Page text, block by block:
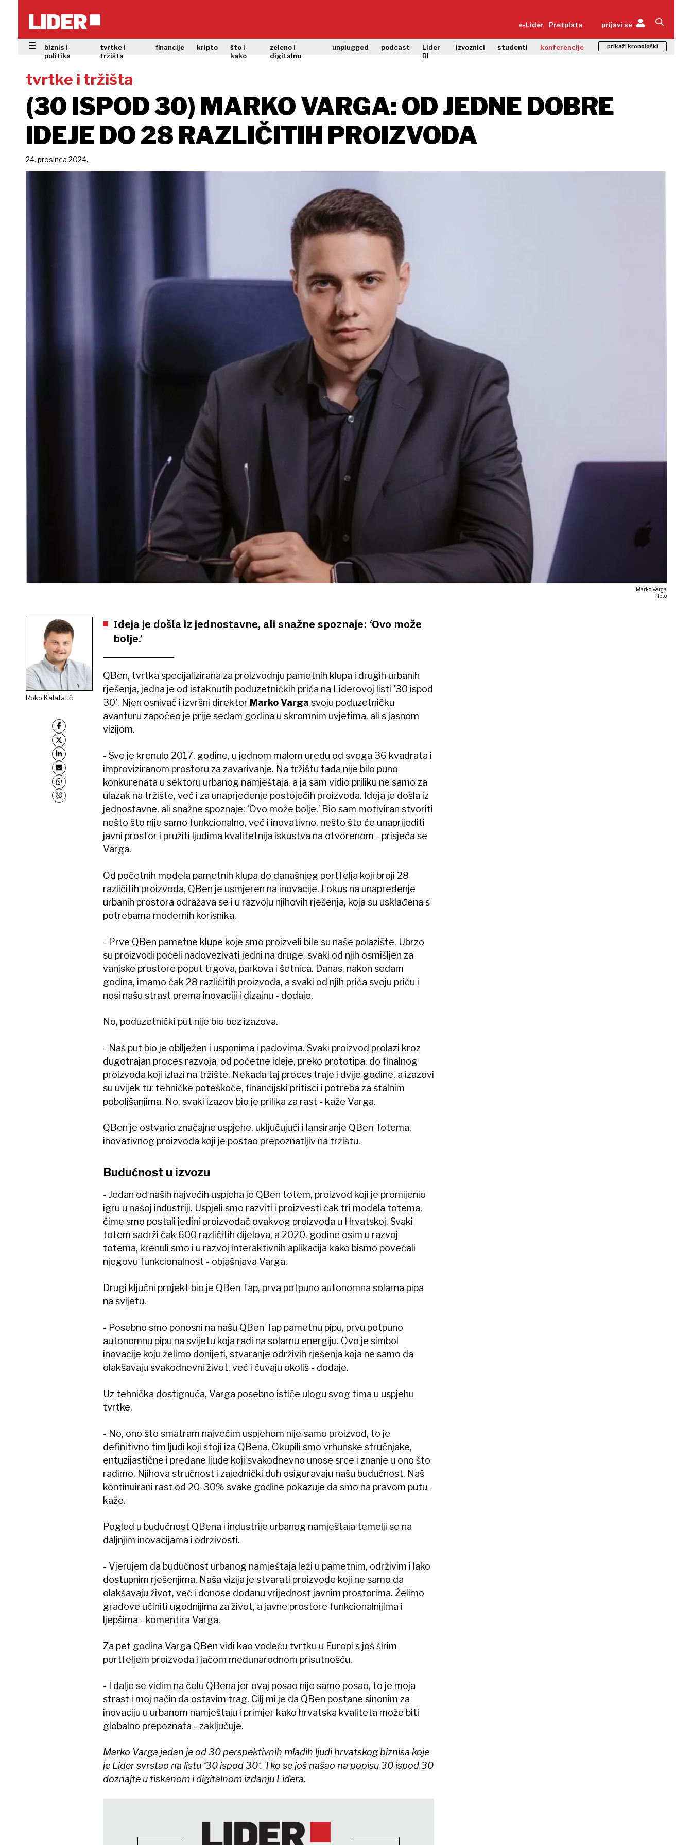
e-Lider Pretplata prijavi se
biznis i
politika
tvrtke i
tržišta
financije kripto
što i
kako
zeleno i
digitalno
unplugged podcast
Lider
BI
izvoznici studenti konferencije prikaži kronološki
tvrtke i tržišta
(30 ISPOD 30) MARKO VARGA: OD JEDNE DOBRE
IDEJE DO 28 RAZLIČITIH PROIZVODA
24. prosinca 2024.
Marko Varga
foto
Roko Kalafatić
Ideja je došla iz jednostavne, ali snažne spoznaje: ‘Ovo može
bolje.’
QBen, tvrtka specijalizirana za proizvodnju pametnih klupa i drugih urbanih
rješenja, jedna je od istaknutih poduzetničkih priča na Liderovoj listi '30 ispod
30'. Njen osnivač i izvršni direktor Marko Varga svoju poduzetničku
avanturu započeo je prije sedam godina u skromnim uvjetima, ali s jasnom
vizijom.
- Sve je krenulo 2017. godine, u jednom malom uredu od svega 36 kvadrata i
improviziranom prostoru za zavarivanje. Na tržištu tada nije bilo puno
konkurenata u sektoru urbanog namještaja, a ja sam vidio priliku ne samo za
ulazak na tržište, već i za unaprjeđenje postojećih proizvoda. Ideja je došla iz
jednostavne, ali snažne spoznaje: ‘Ovo može bolje.’ Bio sam motiviran stvoriti
nešto što nije samo funkcionalno, već i inovativno, nešto što će unaprijediti
javni prostor i pružiti ljudima kvalitetnija iskustva na otvorenom - prisjeća se
Varga.
Od početnih modela pametnih klupa do današnjeg portfelja koji broji 28
različitih proizvoda, QBen je usmjeren na inovacije. Fokus na unapređenje
urbanih prostora odražava se i u razvoju njihovih rješenja, koja su usklađena s
potrebama modernih korisnika.
- Prve QBen pametne klupe koje smo proizveli bile su naše polazište. Ubrzo
su proizvodi počeli nadovezivati jedni na druge, svaki od njih osmišljen za
vanjske prostore poput trgova, parkova i šetnica. Danas, nakon sedam
godina, imamo čak 28 različitih proizvoda, a svaki od njih priča svoju priču i
nosi našu strast prema inovaciji i dizajnu - dodaje.
No, poduzetnički put nije bio bez izazova.
- Naš put bio je obilježen i usponima i padovima. Svaki proizvod prolazi kroz
dugotrajan proces razvoja, od početne ideje, preko prototipa, do finalnog
proizvoda koji izlazi na tržište. Nekada taj proces traje i dvije godine, a izazovi
su uvijek tu: tehničke poteškoće, financijski pritisci i potreba za stalnim
poboljšanjima. No, svaki izazov bio je prilika za rast - kaže Varga.
QBen je ostvario značajne uspjehe, uključujući i lansiranje QBen Totema,
inovativnog proizvoda koji je postao prepoznatljiv na tržištu.
Budućnost u izvozu
- Jedan od naših najvećih uspjeha je QBen totem, proizvod koji je promijenio
igru u našoj industriji. Uspjeli smo razviti i proizvesti čak tri modela totema,
čime smo postali jedini proizvođač ovakvog proizvoda u Hrvatskoj. Svaki
totem sadrži čak 600 različitih dijelova, a 2020. godine osim u razvoj
totema, krenuli smo i u razvoj interaktivnih aplikacija kako bismo povećali
njegovu funkcionalnost - objašnjava Varga.
Drugi ključni projekt bio je QBen Tap, prva potpuno autonomna solarna pipa
na svijetu.
- Posebno smo ponosni na našu QBen Tap pametnu pipu, prvu potpuno
autonomnu pipu na svijetu koja radi na solarnu energiju. Ovo je simbol
inovacije koju želimo donijeti, stvaranje održivih rješenja koja ne samo da
olakšavaju svakodnevni život, već i čuvaju okoliš - dodaje.
Uz tehnička dostignuća, Varga posebno ističe ulogu svog tima u uspjehu
tvrtke.
- No, ono što smatram najvećim uspjehom nije samo proizvod, to je
definitivno tim ljudi koji stoji iza QBena. Okupili smo vrhunske stručnjake,
entuzijastične i predane ljude koji svakodnevno unose srce i znanje u ono što
radimo. Njihova stručnost i zajednički duh osiguravaju našu budućnost. Naš
kontinuirani rast od 20-30% svake godine pokazuje da smo na pravom putu -
kaže.
Pogled u budućnost QBena i industrije urbanog namještaja temelji se na
daljnjim inovacijama i održivosti.
- Vjerujem da budućnost urbanog namještaja leži u pametnim, održivim i lako
dostupnim rješenjima. Naša vizija je stvarati proizvode koji ne samo da
olakšavaju život, već i donose dodanu vrijednost javnim prostorima. Želimo
gradove učiniti ugodnijima za život, a javne prostore funkcionalnijima i
ljepšima - komentira Varga.
Za pet godina Varga QBen vidi kao vodeću tvrtku u Europi s još širim
portfeljem proizvoda i jačom međunarodnom prisutnošću.
- I dalje se vidim na čelu QBena jer ovaj posao nije samo posao, to je moja
strast i moj način da ostavim trag. Cilj mi je da QBen postane sinonim za
inovaciju u urbanom namještaju i primjer kako hrvatska kvaliteta može biti
globalno prepoznata - zaključuje.
Marko Varga jedan je od 30 perspektivnih mladih ljudi hrvatskog biznisa koje
je Lider svrstao na listu ‘30 ispod 30‘. Tko se još našao na popisu 30 ispod 30
doznajte u tiskanom i digitalnom izdanju Lidera.